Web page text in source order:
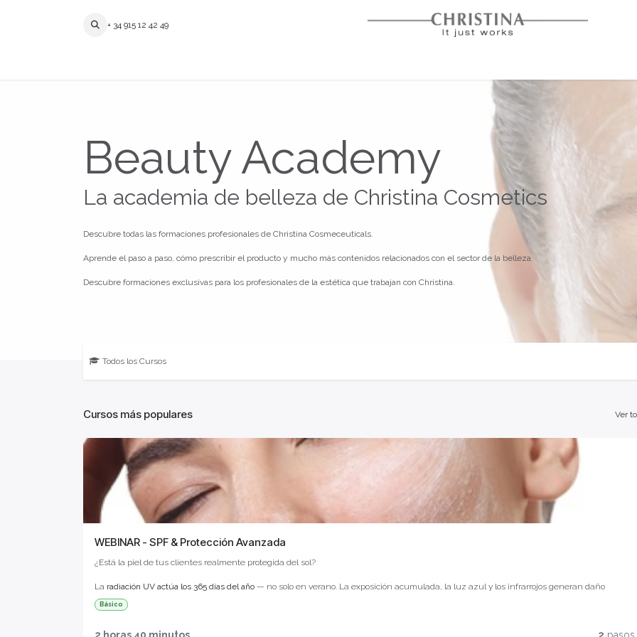
+ 34 915 12 42 49
Beauty Academy
La academia de belleza de Christina Cosmetics
Descubre todas las formaciones profesionales de Christina Cosmeceuticals.
Aprende el paso a paso, cómo prescribir el producto y mucho más contenidos relacionados con el sector de la belleza.
Descubre formaciones exclusivas para los profesionales de la estética que trabajan con Christina.
Todos los Cursos
Ver
Cursos más populares
WEBINAR - SPF & Protección Avanzada
¿Está la piel de tus clientes realmente protegida del sol?
La radiación UV actúa los 365 días del año — no solo en verano. La exposición acumulada, la luz azul y los infrarrojos generan daño
oxidativo semanas antes de que el envejecimiento sea visible. La protección solar no es el último paso de la rutina — es la base de
cualquier tratamiento que quieras preservar.
Básico